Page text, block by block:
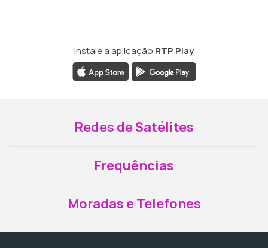
Instale a aplicação RTP Play
Redes de Satélites
Frequências
Moradas e Telefones